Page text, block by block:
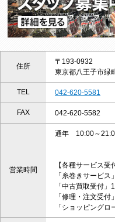
住所
〒193-0932
東京都八王子市
TEL 042-620-5581
FAX 042-620-5582
営業時間
通年 10:00～
【各種サービス受
「糸巻きサービ
「中古買取受付
「修理・注文受
「ショッピング